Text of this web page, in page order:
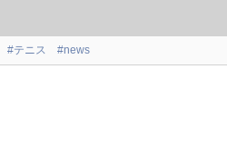
#テニス #news